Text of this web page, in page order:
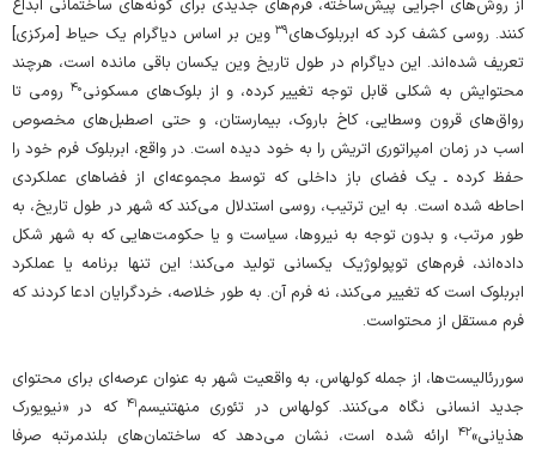
از روش‌های اجرایی پیش‌ساخته، فرم‌های جدیدی برای گونه‌های ساختمانی ابداع
کنند. روسی کشف کرد که ابربلوک‌های۳۹وین بر اساس دیاگرام یک حیاط [مرکزی]
تعریف شده‌اند. این دیاگرام در طول تاریخ وین یکسان باقی مانده است، هرچند
محتوایش به شکلی قابل توجه تغییر کرده، و از بلوک‌های مسکونی۴۰ رومی تا
رواق‌های قرون وسطایی، کاخ باروک، بیمارستان، و حتی اصطبل‌های مخصوص
اسب در زمان امپراتوری اتریش را به خود دیده است. در واقع، ابربلوک فرم خود را
حفظ کرده ـ یک فضای باز داخلی که توسط مجموعه‌ای از فضاهای عملکردی
احاطه شده است. به این ترتیب، روسی استدلال می‌کند که شهر در طول تاریخ، به
طور مرتب، و بدون توجه به نیروها، سیاست و یا حکومت‌‌هایی که به شهر شکل
داده‌اند، فرم‌های توپولوژیک یکسانی تولید می‌کند؛ این تنها برنامه یا عملکرد
ابربلوک است که تغییر می‌کند، نه فرم آن. به طور خلاصه، خردگرایان ادعا کردند که
فرم مستقل از محتواست.
سوررئالیست‌ها، از جمله کولهاس، به واقعیت شهر به عنوان عرصه‌ای برای محتوای
جدید انسانی نگاه می‌کنند. کولهاس در تئوری منهتنیسم۴۱ که در «نیویورک
هذیانی»۴۲ ارائه شده است، نشان می‌دهد که ساختمان‌های بلندمرتبه صرفا